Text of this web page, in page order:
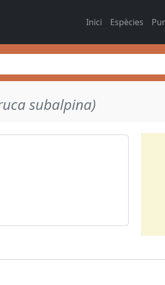
Inici Espècies
subalpina)